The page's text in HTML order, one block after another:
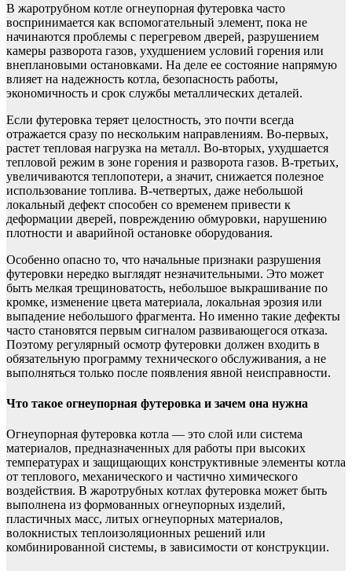
В жаротрубном котле огнеупорная футеровка часто
воспринимается как вспомогательный элемент, пока не
начинаются проблемы с перегревом дверей, разрушением
камеры разворота газов, ухудшением условий горения или
внеплановыми остановками. На деле ее состояние напрямую
влияет на надежность котла, безопасность работы,
экономичность и срок службы металлических деталей.
Если футеровка теряет целостность, это почти всегда
отражается сразу по нескольким направлениям. Во-первых,
растет тепловая нагрузка на металл. Во-вторых, ухудшается
тепловой режим в зоне горения и разворота газов. В-третьих,
увеличиваются теплопотери, а значит, снижается полезное
использование топлива. В-четвертых, даже небольшой
локальный дефект способен со временем привести к
деформации дверей, повреждению обмуровки, нарушению
плотности и аварийной остановке оборудования.
Особенно опасно то, что начальные признаки разрушения
футеровки нередко выглядят незначительными. Это может
быть мелкая трещиноватость, небольшое выкрашивание по
кромке, изменение цвета материала, локальная эрозия или
выпадение небольшого фрагмента. Но именно такие дефекты
часто становятся первым сигналом развивающегося отказа.
Поэтому регулярный осмотр футеровки должен входить в
обязательную программу технического обслуживания, а не
выполняться только после появления явной неисправности.
Что такое огнеупорная футеровка и зачем она нужна
Огнеупорная футеровка котла — это слой или система
материалов, предназначенных для работы при высоких
температурах и защищающих конструктивные элементы котла
от теплового, механического и частично химического
воздействия. В жаротрубных котлах футеровка может быть
выполнена из формованных огнеупорных изделий,
пластичных масс, литых огнеупорных материалов,
волокнистых теплоизоляционных решений или
комбинированной системы, в зависимости от конструкции.